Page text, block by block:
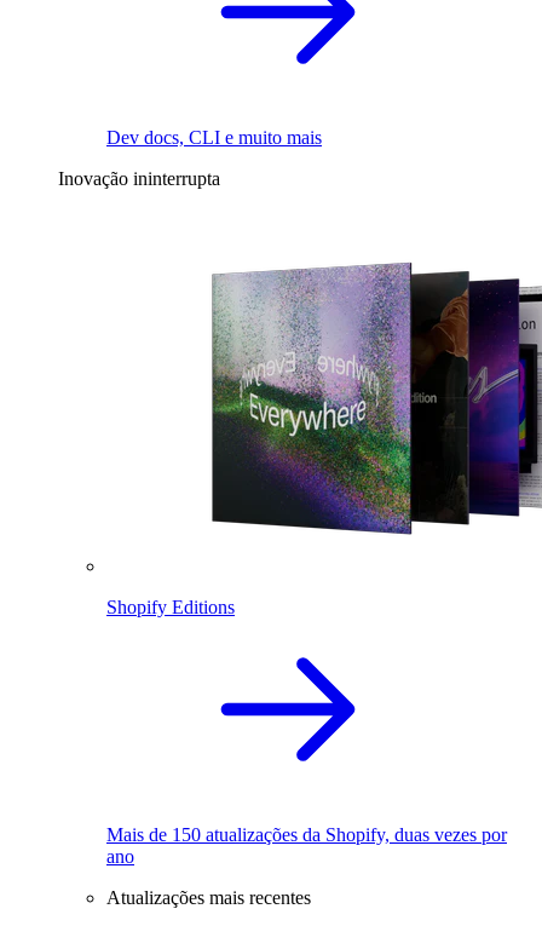
Dev docs, CLI e muito mais
Inovação ininterrupta
Shopify Editions
Mais de 150 atualizações da Shopify, duas vezes por
ano
Atualizações mais recentes